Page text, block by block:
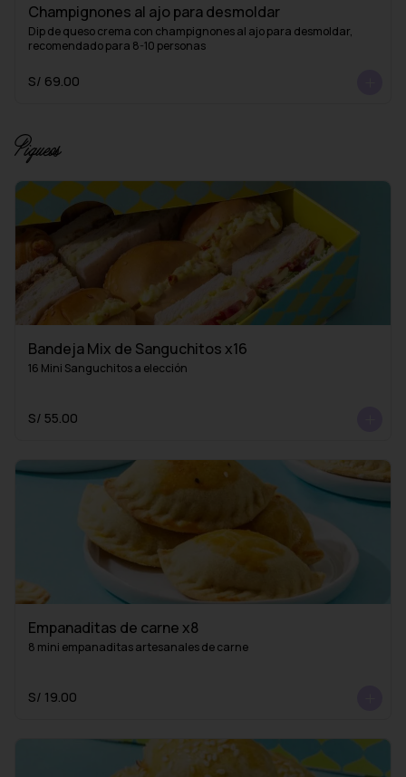
Champignones al ajo para desmoldar
Dip de queso crema con champignones al ajo para desmoldar,
recomendado para 8-10 personas
S/ 69.00
Piqueos
Bandeja Mix de Sanguchitos x16
16 Mini Sanguchitos a elección
S/ 55.00
Empanaditas de carne x8
8 mini empanaditas artesanales de carne
S/ 19.00